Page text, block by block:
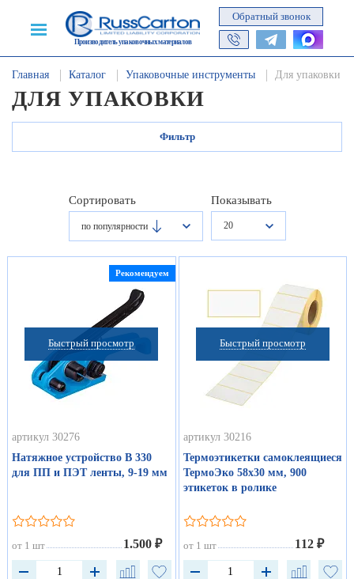
Производитель упаковочных материалов
Обратный звонок
Главная Каталог Упаковочные инструменты Для упаковки
ДЛЯ УПАКОВКИ
Фильтр
Сортировать
по популярности
Показывать
20
Быстрый просмотр
Рекомендуем
артикул 30276
Натяжное устройство В 330
для ПП и ПЭТ ленты, 9-19 мм
от 1 шт 1.500 ₽
Быстрый просмотр
артикул 30216
Термоэтикетки самоклеящиеся
ТермоЭко 58х30 мм, 900
этикеток в ролике
от 1 шт 112 ₽